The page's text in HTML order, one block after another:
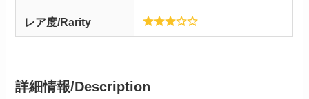
レア度/Rarity
詳細情報/Description